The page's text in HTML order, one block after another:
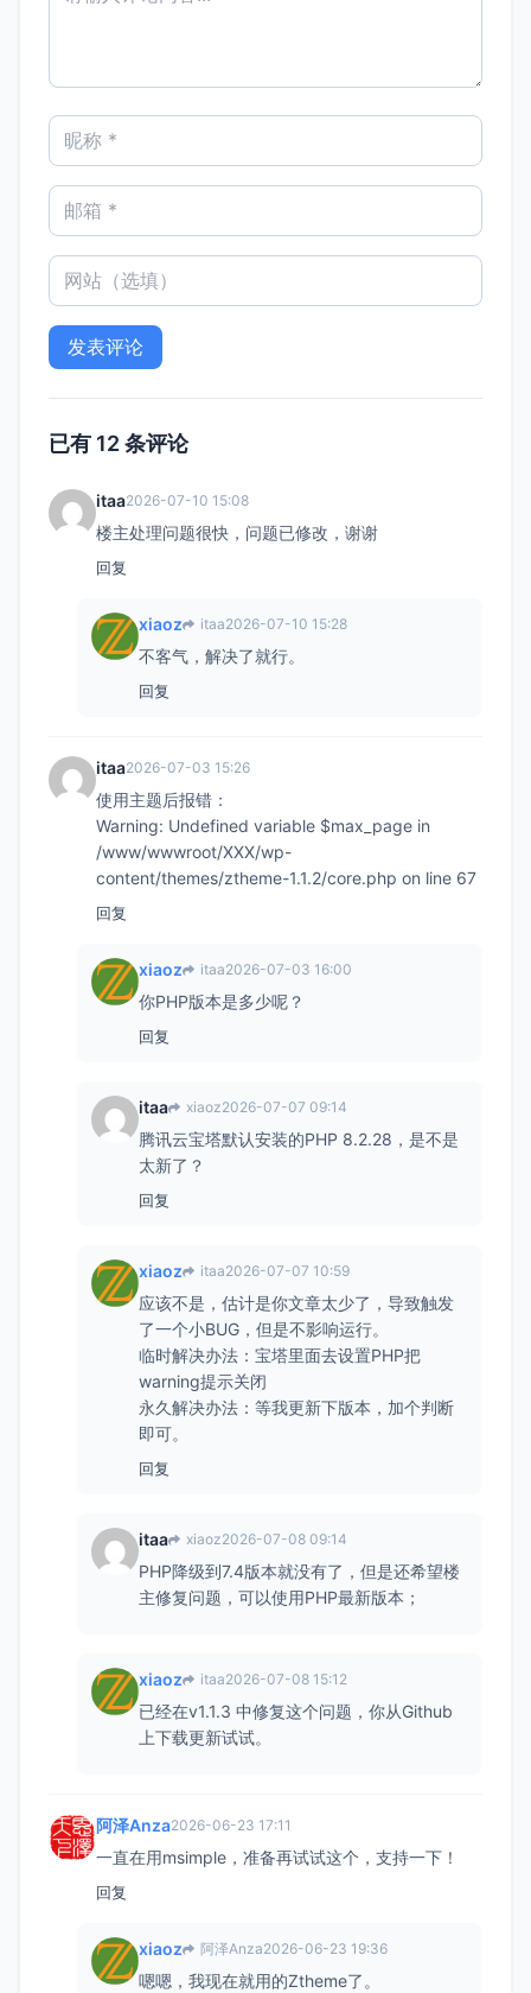
已有 12 条评论
itaa2026-07-10 15:08
楼主处理问题很快，问题已修改，谢谢
回复
xiaoz itaa2026-07-10 15:28
不客气，解决了就行。
回复
itaa2026-07-03 15:26
使用主题后报错：
Warning: Undefined variable $max_page in
/www/wwwroot/XXX/wp-
content/themes/ztheme-1.1.2/core.php on line 67
回复
xiaoz itaa2026-07-03 16:00
你PHP版本是多少呢？
回复
itaa xiaoz2026-07-07 09:14
腾讯云宝塔默认安装的PHP 8.2.28，是不是
太新了？
回复
xiaoz itaa2026-07-07 10:59
应该不是，估计是你文章太少了，导致触发
了一个小BUG，但是不影响运行。
临时解决办法：宝塔里面去设置PHP把
warning提示关闭
永久解决办法：等我更新下版本，加个判断
即可。
回复
itaa xiaoz2026-07-08 09:14
PHP降级到7.4版本就没有了，但是还希望楼
主修复问题，可以使用PHP最新版本；
xiaoz itaa2026-07-08 15:12
已经在v1.1.3 中修复这个问题，你从Github
上下载更新试试。
阿泽Anza2026-06-23 17:11
一直在用msimple，准备再试试这个，支持一下！
回复
xiaoz 阿泽Anza2026-06-23 19:36
嗯嗯，我现在就用的Ztheme了。